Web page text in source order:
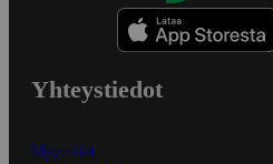
Yhteystiedot
Myymälät